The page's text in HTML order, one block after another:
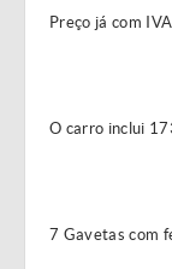
Preço já com
O carro inclui
7 Gavetas com